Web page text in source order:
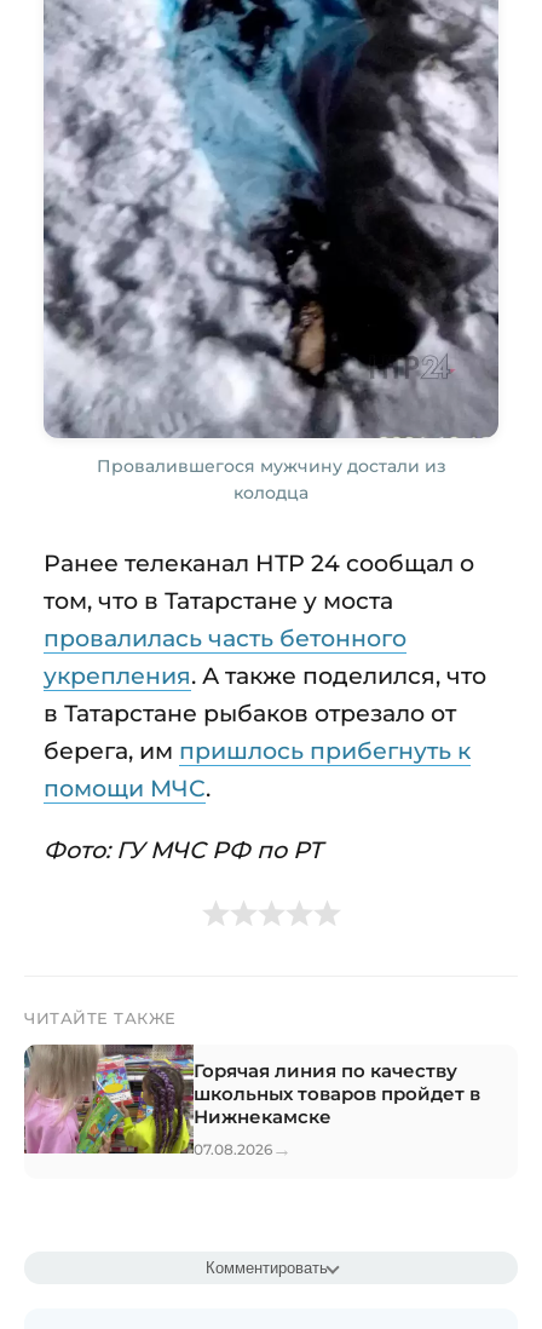
Провалившегося мужчину достали из
колодца
Ранее телеканал НТР 24 сообщал о
том, что в Татарстане у моста
провалилась часть бетонного
укрепления. А также поделился, что
в Татарстане рыбаков отрезало от
берега, им пришлось прибегнуть к
помощи МЧС.
Фото: ГУ МЧС РФ по РТ
ЧИТАЙТЕ ТАКЖЕ
Горячая линия по качеству
школьных товаров пройдет в
Нижнекамске
07.08.2026 →
Комментировать